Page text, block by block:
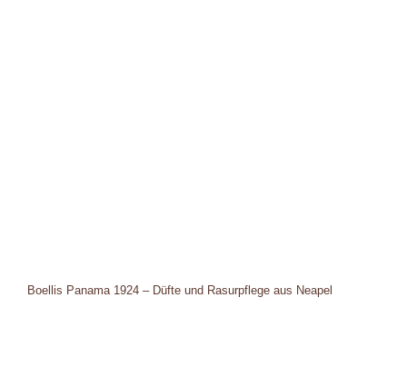
Boellis Panama 1924 – Düfte und Rasurpflege aus Neapel